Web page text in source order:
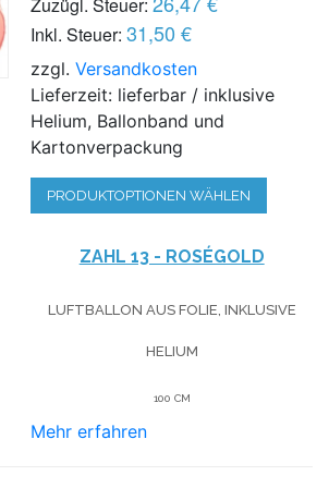
Inkl. Steuer: 31,50 €
zzgl.Versandkosten
Lieferzeit: lieferbar / inklusive
Helium, Ballonband und
Kartonverpackung
PRODUKTOPTIONEN WÄHLEN
ZAHL 13 - ROSÉGOLD
LUFTBALLON AUS FOLIE, INKLUSIVE
HELIUM
100 CM
Mehr erfahren